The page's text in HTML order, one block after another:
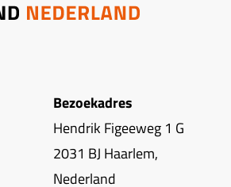
Bezoekadres
Hendrik Figeeweg 1 G
2031 BJ Haarlem,
Nederland